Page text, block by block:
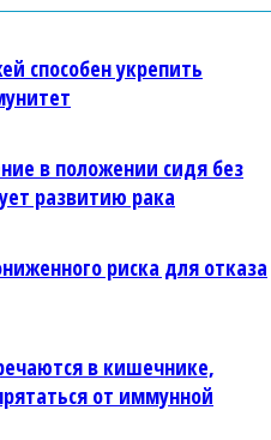
способен укрепить
в положении сидя без
развитию рака
риска для отказа
в кишечнике,
от иммунной